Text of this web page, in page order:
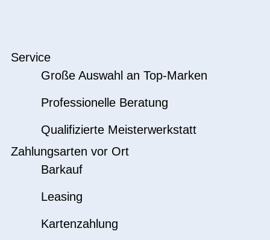
Service
Große Auswahl an Top-Marken
Professionelle Beratung
Qualifizierte Meisterwerkstatt
Zahlungsarten vor Ort
Barkauf
Leasing
Kartenzahlung